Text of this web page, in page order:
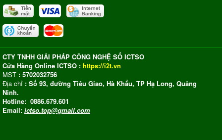
CTY TNHH GIẢI PHÁP CÔNG NGHỆ SỐ ICTSO
Cửa Hàng Online ICTSO : https://i2t.vn
MST : 5702032756
Địa chỉ : Số 93, đường Tiêu Giao, Hà Khẩu, TP Hạ Long, Quảng
Ninh.
Hotline: 0886.679.601
Email: ictso.top@gmail.com